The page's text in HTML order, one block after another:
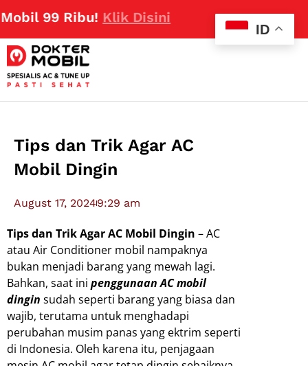
99 Ribu!Klik Disini
Tips dan Trik Agar AC
Mobil Dingin
August 17, 20249:29 am
Tips dan Trik Agar AC Mobil Dingin – AC
atau Air Conditioner mobil nampaknya
bukan menjadi barang yang mewah lagi.
Bahkan, saat ini penggunaan AC mobil
dingin sudah seperti barang yang biasa dan
wajib, terutama untuk menghadapi
perubahan musim panas yang ektrim seperti
di Indonesia. Oleh karena itu, penjagaan
ID